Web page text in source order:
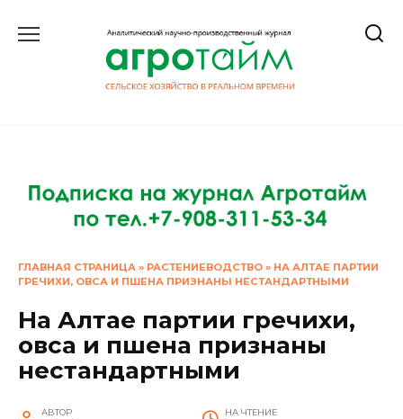
ГЛАВНАЯ СТРАНИЦА » РАСТЕНИЕВОДСТВО » НА АЛТАЕ ПАРТИИ
ГРЕЧИХИ, ОВСА И ПШЕНА ПРИЗНАНЫ НЕСТАНДАРТНЫМИ
На Алтае партии гречихи,
овса и пшена признаны
нестандартными
АВТОР НА ЧТЕНИЕ